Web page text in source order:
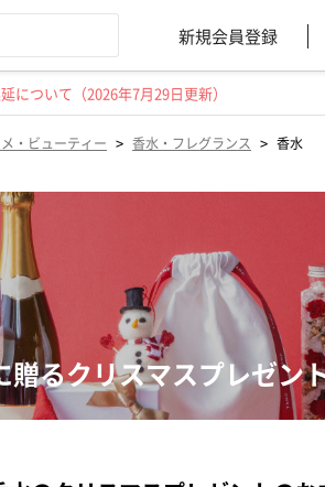
新規会員登録
について（2026年7月29日更新）
・ビューティー > 香水・フレグランス > 香水
贈るクリスマスプレゼン